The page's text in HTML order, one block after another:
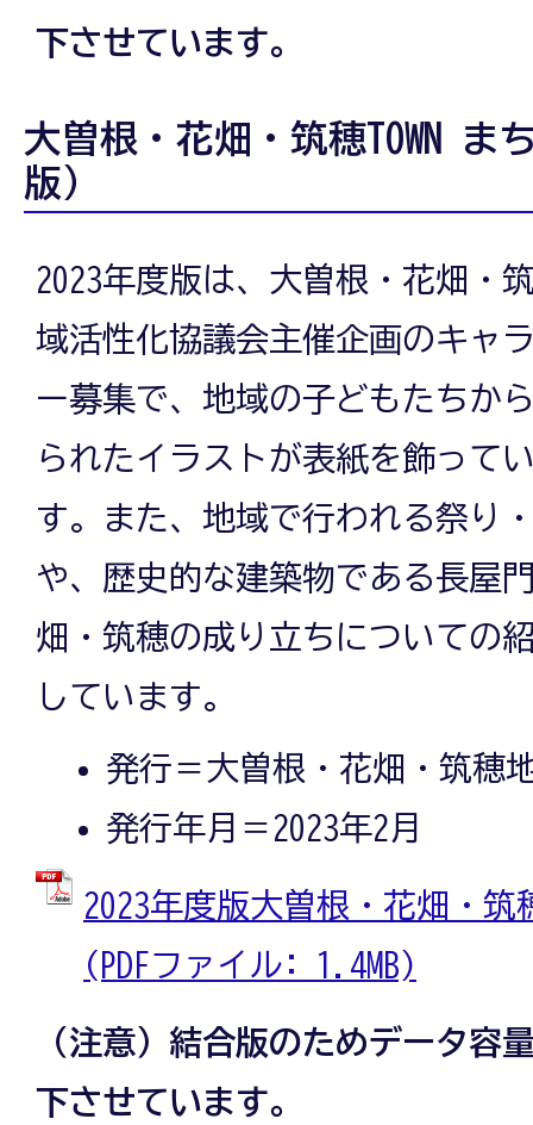
下させています。
大曽根・花畑・筑穂TOWN ま
版）
2023年度版は、大曽根・花畑・
域活性化協議会主催企画のキャ
ー募集で、地域の子どもたちか
られたイラストが表紙を飾って
す。また、地域で行われる祭り
や、歴史的な建築物である長屋
畑・筑穂の成り立ちについての
しています。
発行＝大曽根・花畑・筑穂
発行年月＝2023年2月
2023年度版大曽根・花畑・筑
(PDFファイル: 1.4MB)
（注意）結合版のためデータ容
下させています。